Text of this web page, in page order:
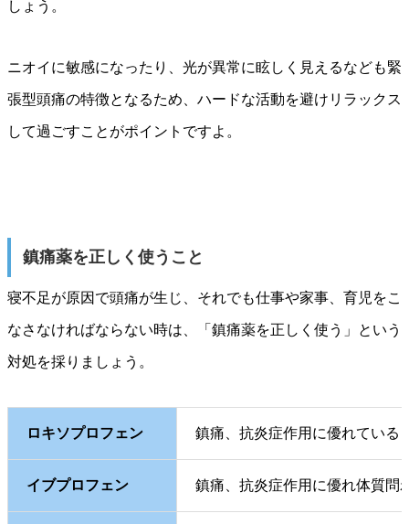
しょう。
ニオイに敏感になったり、光が異常に眩しく見えるなども緊
張型頭痛の特徴となるため、ハードな活動を避けリラックス
して過ごすことがポイントですよ。
鎮痛薬を正しく使うこと
寝不足が原因で頭痛が生じ、それでも仕事や家事、育児をこ
なさなければならない時は、「鎮痛薬を正しく使う」という
対処を採りましょう。
ロキソプロフェン 鎮痛、抗炎症作用に優れている
イブプロフェン 鎮痛、抗炎症作用に優れ体質問